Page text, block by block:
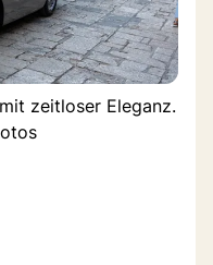
zeitloser Eleganz.